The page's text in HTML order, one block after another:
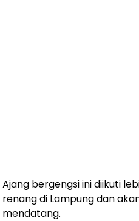
Ajang bergengsi ini diikuti
renang di Lampung dan
mendatang.